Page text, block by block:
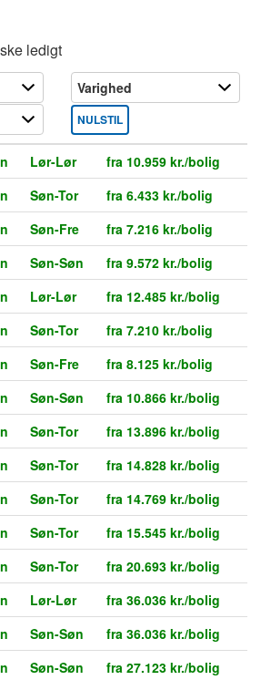
ledigt
NULSTIL
Lør-Lør
fra 10.959 kr./bolig
Søn-Tor
fra 6.433 kr./bolig
Søn-Fre
fra 7.216 kr./bolig
Søn-Søn
fra 9.572 kr./bolig
Lør-Lør
fra 12.485 kr./bolig
Søn-Tor
fra 7.210 kr./bolig
Søn-Fre
fra 8.125 kr./bolig
Søn-Søn
fra 10.866 kr./bolig
Søn-Tor
fra 13.896 kr./bolig
Søn-Tor
fra 14.828 kr./bolig
Søn-Tor
fra 14.769 kr./bolig
Søn-Tor
fra 15.545 kr./bolig
Søn-Tor
fra 20.693 kr./bolig
Lør-Lør
fra 36.036 kr./bolig
Søn-Søn
fra 36.036 kr./bolig
Søn-Søn
fra 27.123 kr./bolig